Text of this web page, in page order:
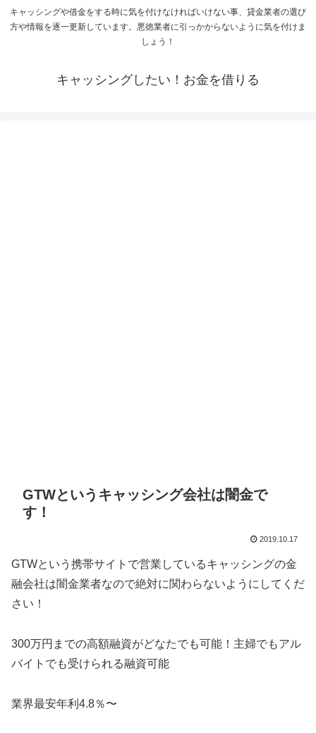
キャッシングや借金をする時に気を付けなければいけない事、貸金業者の選び
方や情報を逐一更新しています。悪徳業者に引っかからないように気を付けま
しょう！
キャッシングしたい！お金を借りる
GTWというキャッシング会社は闇金で
す！
2019.10.17
GTWという携帯サイトで営業しているキャッシングの金
融会社は闇金業者なので絶対に関わらないようにしてくだ
さい！
300万円までの高額融資がどなたでも可能！主婦でもアル
バイトでも受けられる融資可能
業界最安年利4.8％〜